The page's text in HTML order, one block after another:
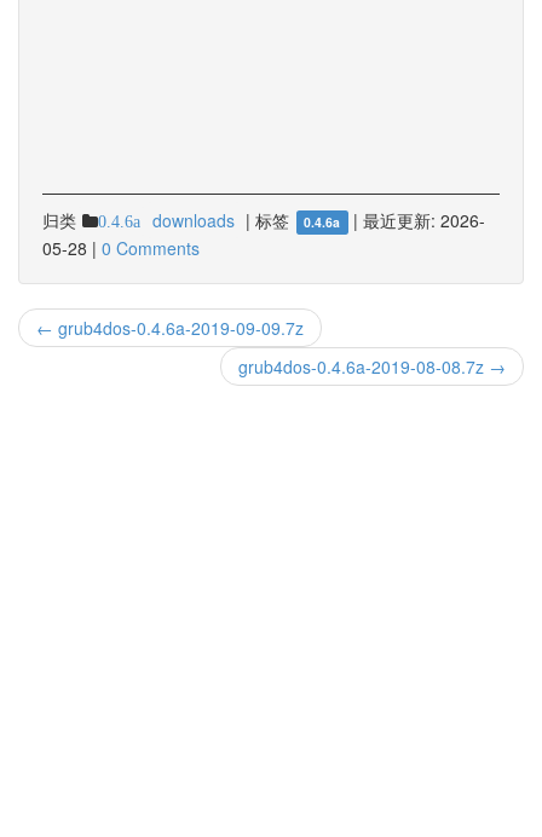
归类 0.4.6a downloads | 标签 0.4.6a | 最近更新: 2026-
05-28 | 0 Comments
← grub4dos-0.4.6a-2019-09-09.7z
grub4dos-0.4.6a-2019-08-08.7z →